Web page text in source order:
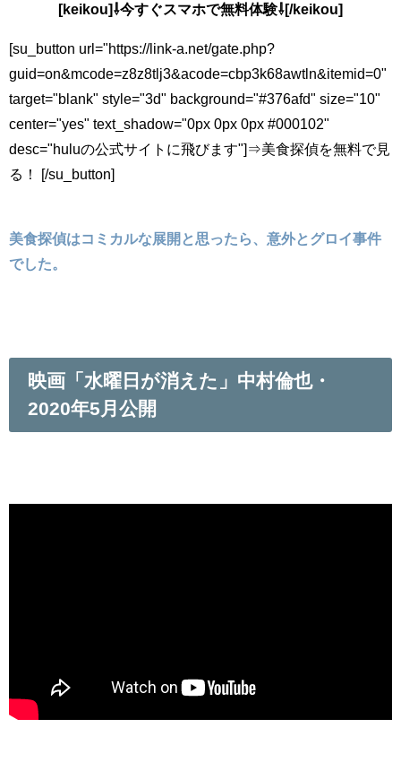
[keikou]⇩今すぐスマホで無料体験⇩[/keikou]
[su_button url="https://link-a.net/gate.php?
guid=on&mcode=z8z8tlj3&acode=cbp3k68awtln&itemid=0"
target="blank" style="3d" background="#376afd" size="10"
center="yes" text_shadow="0px 0px 0px #000102"
desc="huluの公式サイトに飛びます"]⇒美食探偵を無料で見
る！ [/su_button]
美食探偵はコミカルな展開と思ったら、意外とグロイ事件
でした。
映画「水曜日が消えた」中村倫也・
2020年5月公開